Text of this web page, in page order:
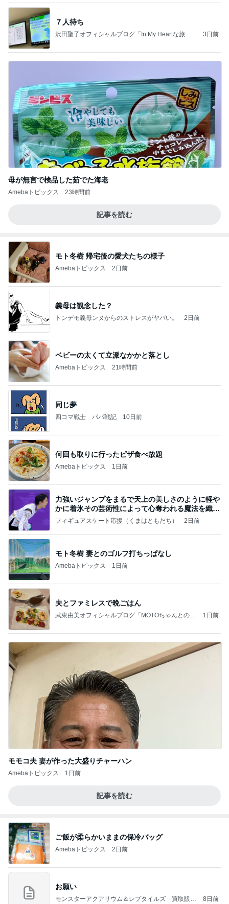
７人待ち
沢田聖子オフィシャルブログ「In My Heartな旅日
3日前
母が無言で検品した茹でた海老
Amebaトピックス 23時間前
記事を読む
モト冬樹 帰宅後の愛犬たちの様子
Amebaトピックス 2日前
義母は観念した？
トンデモ義母ンヌからのストレスがヤバい。 2日前
ベビーの太くて立派なかかと落とし
Amebaトピックス 21時間前
同じ夢
四コマ戦士 パパ戦記 10日前
何回も取りに行ったピザ食べ放題
Amebaトピックス 1日前
力強いジャンプをまるで天上の美しさのように軽や
かに着氷その芸術性によって心奪われる魔法を織り
なす
フィギュアスケート応援（くまはともだち） 2日前
モト冬樹 妻とのゴルフ打ちっぱなし
Amebaトピックス 1日前
夫とファミレスで晩ごはん
武東由美オフィシャルブログ「MOTOちゃんとのは
1日前
モモコ夫 妻が作った大盛りチャーハン
Amebaトピックス 1日前
記事を読む
ご飯が柔らかいままの保冷バッグ
Amebaトピックス 2日前
お願い
モンスターアクアリウム＆レプタイルズ 買取販売
8日前